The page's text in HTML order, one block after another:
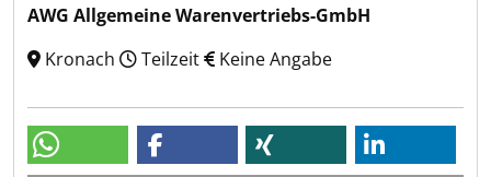
AWG Allgemeine Warenvertriebs-GmbH
Kronach
Teilzeit Keine Angabe